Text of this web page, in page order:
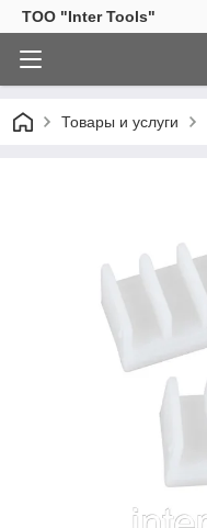
ТОО "Inter Tools"
Товары и услуги